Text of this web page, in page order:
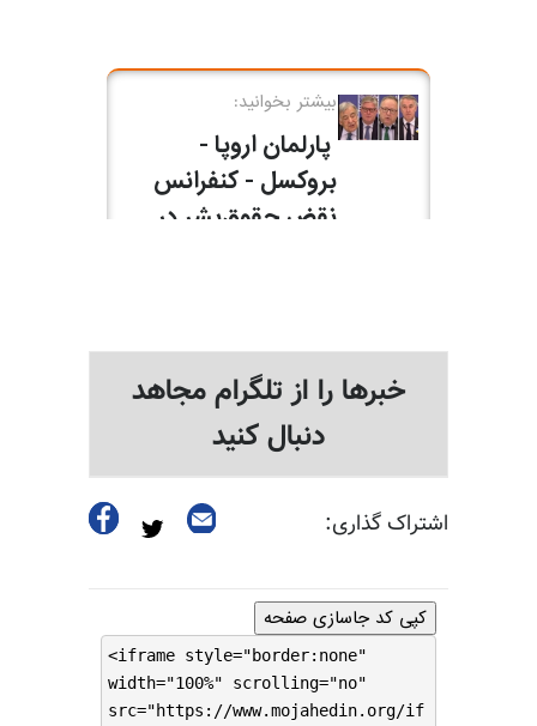
خبرها را از تلگرام مجاهد
دنبال کنید
اشتراک گذاری:
کپی کد جاسازی صفحه
<iframe style="border:none"
width="100%" scrolling="no"
src="https://www.mojahedin.org/if